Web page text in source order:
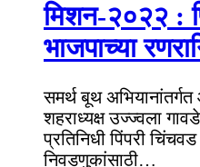
मिशन-२०२२ :
भाजपाच्या
समर्थ बूथ
शहराध्यक्ष उज्ज्वला
प्रतिनिधी पिंपरी
निवडणुकांसाठी…